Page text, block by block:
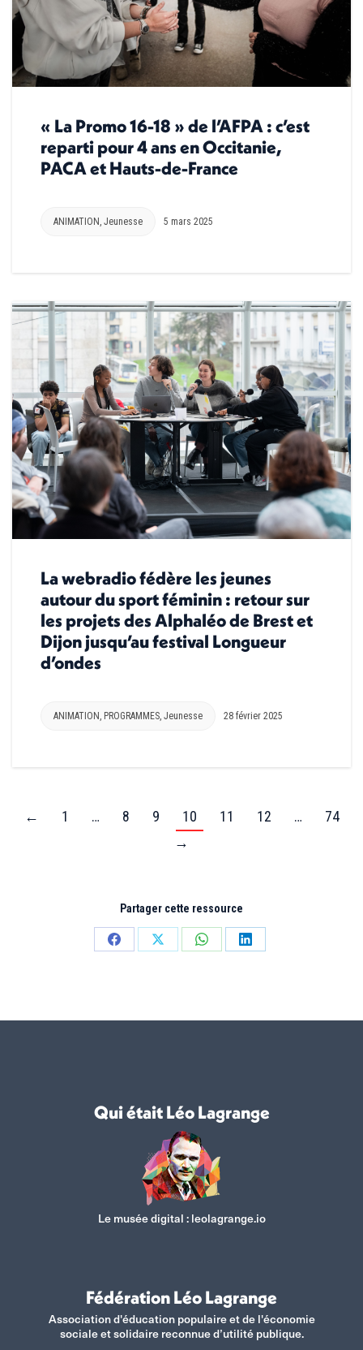
« La Promo 16-18 » de l’AFPA : c’est
reparti pour 4 ans en Occitanie,
PACA et Hauts-de-France
ANIMATION , Jeunesse 5 mars 2025
La webradio fédère les jeunes
autour du sport féminin : retour sur
les projets des Alphaléo de Brest et
Dijon jusqu’au festival Longueur
d’ondes
ANIMATION PROGRAMMES Jeunesse 28 février 2025
← 1 … 8 9 10 11 12 …
74
→
Partager cette ressource
PartagerPartagerPartagerPartager
Qui était Léo Lagrange
Le musée digital :leolagrange.io
Fédération Léo Lagrange
Association d'éducation populaire et de l'économie
sociale et solidaire reconnue d’utilité publique.